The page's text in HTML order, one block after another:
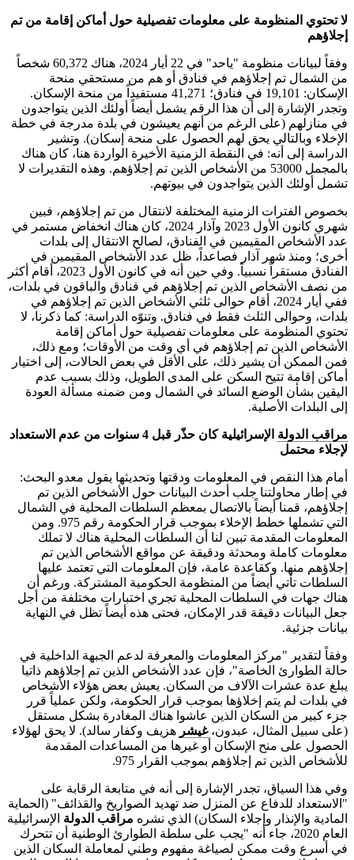
لا تحتوي المنظومة على معلومات تفصيلية حول أماكن إقامة من تم
إجلاؤهم
وفقاً لبيانات منظومة "ياحد" في 22 أيار 2024، هناك 60,372 شخصاً
من الشمال تم إجلاؤهم في فنادق أو هم من مستحقي منحة
الإسكان: 19,101 في فنادق؛ 41,271 مستفيداً من منحة الإسكان.
وتجدر الإشارة إلى أن هذا الرقم يشمل أيضاً أولئك الذين يتواجدون
في منازلهم (على الرغم من أنهم يعيشون في بلدة مدرجة في خطة
الإخلاء وبالتالي يحق لهم الحصول على منحة إسكان). وتشير
الدراسة إلى أنه: في النقطة الزمنية الأخيرة الواردة هنا، كان هناك
بالمجمل 53000 من الأشخاص الذين تم إجلاؤهم. وهذه التقديرات لا
تشمل أولئك الذين يتواجدون في بيوتهم.
بخصوص الفترات الزمنية المختلفة لانتقال من تم إجلاؤهم، فبين
شهري كانون الأول 2023 وآذار 2024، كان هناك انخفاض مستمر في
عدد الأشخاص المقيمين في الفنادق، لصالح الانتقال إلى بلدات
أخرى؛ ومنذ شهر آذار فصاعداً، ظل عدد الأشخاص المقيمين في
الفنادق مستقراً نسبياً. وفي حين أنه في كانون الأول 2023، أقام أكثر
من نصف الأشخاص الذين تم إجلاؤهم في فنادق والباقون في بلدات،
ففي أيار 2024، أقام حوالى ثلثي الأشخاص الذين تم إجلاؤهم في
بلدات، وحوالى الثلث فقط في فنادق. وتنوّه الدراسة: كما ذكرنا، لا
تحتوي المنظومة على معلومات تفصيلية حول أماكن إقامة
الأشخاص الذين تم إجلاؤهم في أي وقت من الأوقات؛ ومع ذلك،
فمن الممكن أن يشير ذلك، على الأقل في بعض الحالات، إلى اختيار
أماكن إقامة تتيح السكن على المدى الطويل، وذلك بسبب عدم
اليقين بشأن الوضع السائد في الشمال ومن ضمنه مسألة العودة
إلى البلدات الأصلية.
مراقب الدولة
الإسرائيلية كان حذّر قبل 4 سنوات من عدم الاستعداد
لإجلاء محتمل
أمام هذا النقص في المعلومات ودقتها وتحديثها يقول معدو البحث:
في إطار محاولتنا جلب أحدث البيانات حول الأشخاص الذين تم
إجلاؤهم، قمنا أيضاً بالاتصال بمعظم السلطات المحلية في الشمال
التي تشملها خطط الإخلاء بموجب قرار الحكومة رقم 975. ومن
المعلومات المقدمة تبين لنا أن السلطات المحلية هناك لا تملك
معلومات كاملة ومحدثة ودقيقة عن مواقع الأشخاص الذين تم
إجلاؤهم منها. وكقاعدة عامة، فإن المعلومات التي تعتمد عليها
السلطات تأتي أيضاً من المنظومة الحكومية المشتركة. ورغم أن
هناك جهات في السلطات المحلية تجري اختبارات مختلفة من أجل
جعل البيانات دقيقة قدر الإمكان، فحتى هذه أيضاً تظل في النهاية
بيانات جزئية.
وفقاً لتقدير "مركز المعلومات والمعرفة لدعم الجبهة الداخلية في
حالة الطوارئ الخاصة"، فإن عدد الأشخاص الذين تم إجلاؤهم ذاتيا
يبلغ عدة عشرات الآلاف من السكان. يعيش بعض هؤلاء الأشخاص
في بلدات لم يتم إخلاؤها بموجب قرار الحكومة، ولكن عملياً قرر
جزء كبير من السكان الذين عاشوا هناك المغادرة بشكل مستقل
(على سبيل المثال، عبدون،غيشر هزيف وكفار سالد). لا يحق لهؤلاء
الحصول على منح الإسكان أو غيرها من المساعدات المقدمة
للأشخاص الذين تم إجلاؤهم بموجب القرار 975.
وفي هذا السياق، تجدر الإشارة إلى أنه في متابعة الرقابة على
"الاستعداد للدفاع عن المنزل ضد تهديد الصواريخ والقذائف" (الحماية
المادية والإنذار وإجلاء السكان) الذي نشره مراقب الدولة الإسرائيلية
العام 2020، جاء أنه "يجب على سلطة الطوارئ الوطنية أن تتحرك
في أسرع وقت ممكن لصياغة مفهوم وطني لمعاملة السكان الذين